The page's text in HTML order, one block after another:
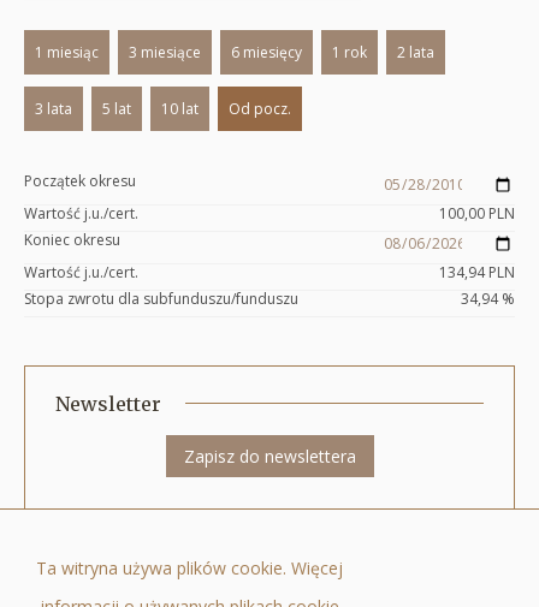
1 miesiąc 3 miesiące 6 miesięcy 1 rok 2 lata
3 lata 5 lat 10 lat Od pocz.
Początek okresu
Wartość j.u./cert.
100,00 PLN
Koniec okresu
Wartość j.u./cert.
134,94PLN
Stopa zwrotu dla subfunduszu/funduszu
34,94%
Newsletter
Zapisz do newslettera
Świat 6/12, 00-400 Warszawa, tel.: +48 22 205 3000, fax: +48 22 205 3001, e-
Ta witryna używa plików cookie. Więcej